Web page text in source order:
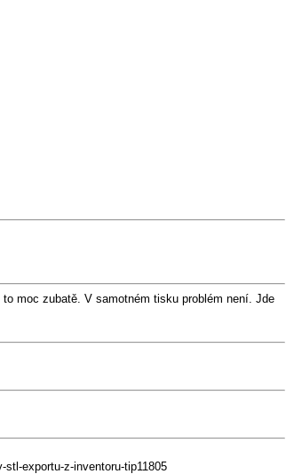
moc zubatě. V samotném tisku problém není. Jde
exportu-z-inventoru-tip11805